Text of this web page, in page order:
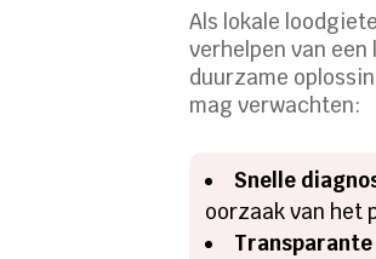
Als lokale
verhelpen van
duurzame
mag verwachten:
Snelle
oorzaak van het